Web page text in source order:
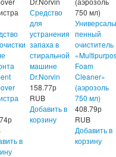
р
в
Средство
для
устранения
запаха в
стиральной
машине
Dr.Norvin
158.77р
RUB
Добавить в
корзину
750 мл)
пенный
очиститель
Foam
Cleaner»
(аэрозоль
750 мл)
408.79р
RUB
Добавить в
корзину